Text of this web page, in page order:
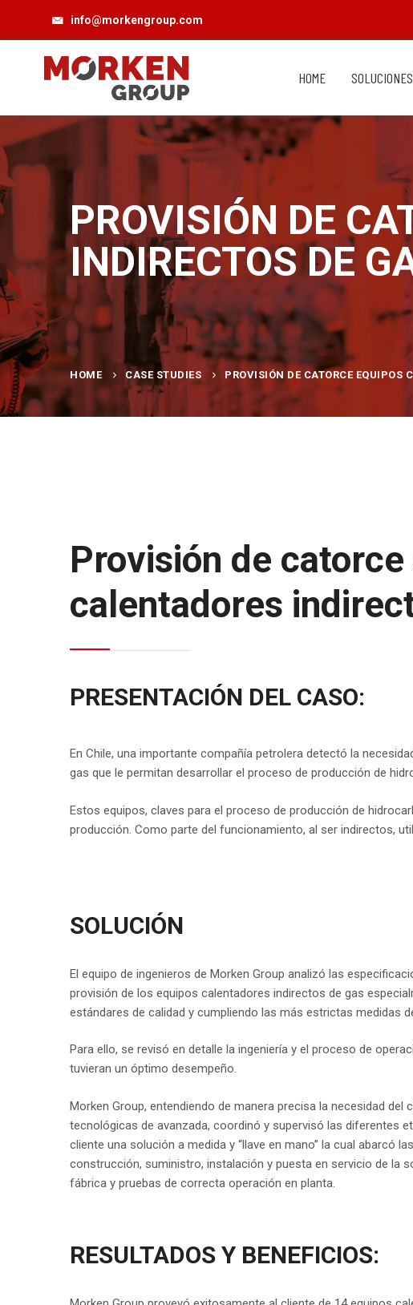
info@morkengroup.com
HOME SOLUCIONES
PROVISIÓN DE
INDIRECTOS DE
HOME CASE STUDIES PROVISIÓN DE CATORCE EQUIPOS
Provisión de
calentadores
PRESENTACIÓN DEL CASO:
En Chile, una importante compañía petrolera detectó la
gas que le permitan desarrollar el proceso de producción de
Estos equipos, claves para el proceso de producción de
producción. Como parte del funcionamiento, al ser indirectos,
SOLUCIÓN
El equipo de ingenieros de Morken Group analizó las
provisión de los equipos calentadores indirectos de gas
estándares de calidad y cumpliendo las más estrictas medidas
Para ello, se revisó en detalle la ingeniería y el proceso de
tuvieran un óptimo desempeño.
Morken Group, entendiendo de manera precisa la necesidad
tecnológicas de avanzada, coordinó y supervisó las diferentes
cliente una solución a medida y “llave en mano” la cual abarcó
construcción, suministro, instalación y puesta en servicio de la
fábrica y pruebas de correcta operación en planta.
RESULTADOS Y BENEFICIOS: